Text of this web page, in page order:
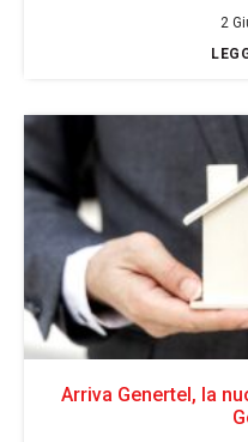
2
Arriva Genertel, la